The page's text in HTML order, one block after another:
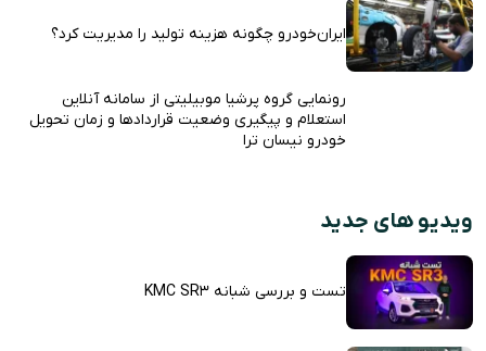
ایران‌خودرو چگونه هزینه تولید را مدیریت کرد؟
رونمایی گروه پرشیا موبیلیتی از سامانه آنلاین
استعلام و پیگیری وضعیت قراردادها و زمان تحویل
خودرو نیسان ترا
ویدیو های جدید
تست و بررسی شبانه KMC SR3